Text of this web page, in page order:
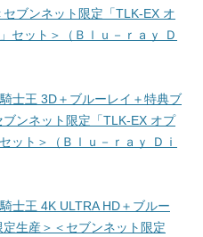
ブンネット限定「TLK-EX オ
セット＞（Ｂｌｕ－ｒａｙ Ｄ
士王 3D＋ブルーレイ＋特典ブ
ンネット限定「TLK-EX オプ
ット＞（Ｂｌｕ－ｒａｙ Ｄｉ
士王 4K ULTRA HD＋ブルー
生産＞＜セブンネット限定